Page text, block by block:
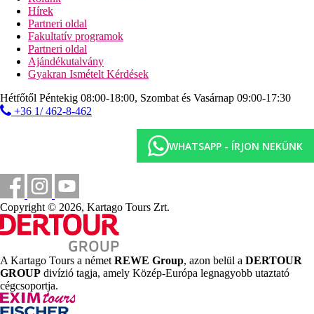
Ingyenes sporttevékenységek
animációs programok
esti programok
fitnesz
Étkezés
reggeli és vacsora büfé
reggeli, ebéd és vacsora büfé
11:00-13:00 és 15:00-18:00 között könnyű harapnivalók
10:00-23:00 válogatott helyi alkoholos és alkoholmentes
italok
Az all inclusive ellátás a szálloda által meghatározott
helyeken és időpontokban vehető igénybe, a változtatás
jogát fenntartjuk.
Weboldal
www.vibrahotels.com
Hivatalos kategória
4 csillag
Hírek
Partneri oldal
Fakultatív programok
Partneri oldal
Ajándékutalvány
Gyakran Ismételt Kérdések
Hétfőtől Péntekig 08:00-18:00, Szombat és Vasárnap 09:00-17:30
+36 1/ 462-8-462
WHATSAPP - ÍRJON NEKÜNK
Copyright © 2026, Kartago Tours Zrt.
A Kartago Tours a német REWE Group, azon belül a DERTOUR
GROUP divízió tagja, amely Közép-Európa legnagyobb utaztató
cégcsoportja.